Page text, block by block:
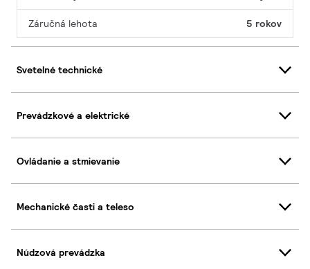
Záručná lehota 5 rokov
Svetelné technické
Prevádzkové a elektrické
Ovládanie a stmievanie
Mechanické časti a teleso
Núdzová prevádzka